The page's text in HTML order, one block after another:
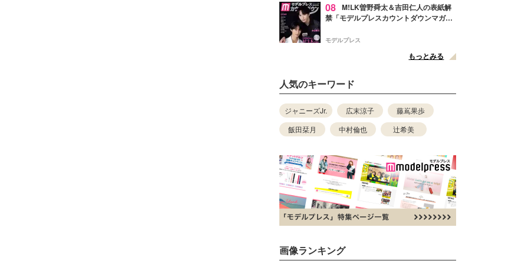
08 M!LK曽野舜太＆吉田仁人の表紙解
禁「モデルプレスカウントダウンマガジ
モデルプレス
もっとみる
人気のキーワード
ジャニーズJr. 広末涼子
藤嶌果歩
飯田栞月
中村倫也 辻希美
画像ランキング